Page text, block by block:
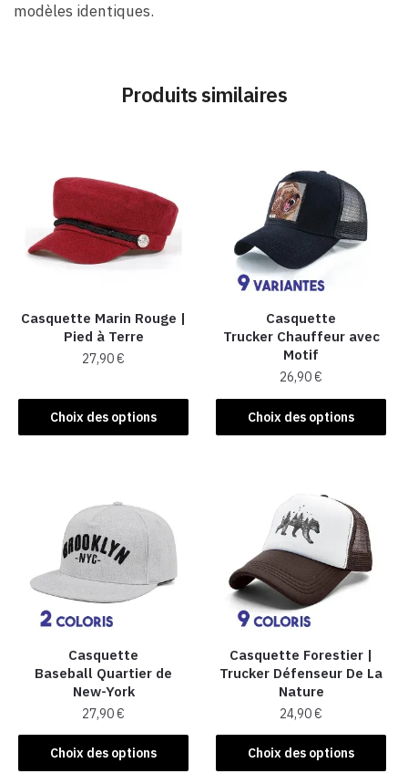
modèles identiques.
Produits similaires
Casquette Marin Rouge |
Pied à Terre
27,90€
Choix des options
produit
a
Les
options
peuvent
être
choisies
sur
page
du
produit
Casquette
Trucker Chauffeur avec
Motif
26,90€
Choix des options
Ce
produit
variations.
Les
options
peuvent
être
choisies
sur
la
page
du
produit
Casquette
Baseball Quartier de
New-York
27,90€
Choix des options
Ce
produit
Casquette Forestier |
Trucker Défenseur De La
Nature
24,90€
Choix des options
Ce
produit